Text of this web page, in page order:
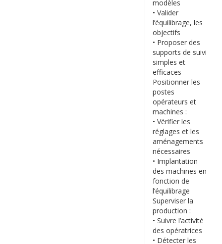
modèles
• Valider
l’équilibrage, les
objectifs
• Proposer des
supports de suivi
simples et
efficaces
Positionner les
postes
opérateurs et
machines :
• Vérifier les
réglages et les
aménagements
nécessaires
• Implantation
des machines en
fonction de
l’équilibrage
Superviser la
production :
• Suivre l’activité
des opératrices
• Détecter les